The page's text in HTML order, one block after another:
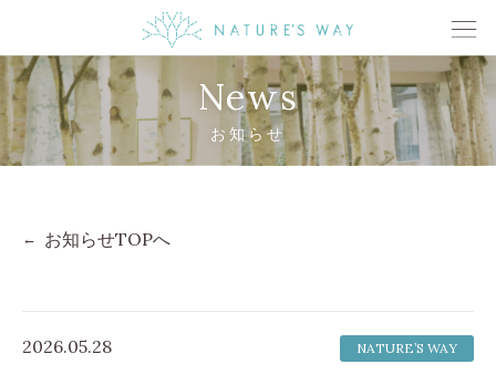
News
お知らせ
お知らせTOPへ
2026.05.28 NATURE’S WAY